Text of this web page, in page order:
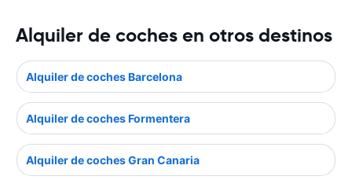
Alquiler de coches en otros destinos
Alquiler de coches Barcelona
Alquiler de coches Formentera
Alquiler de coches Gran Canaria